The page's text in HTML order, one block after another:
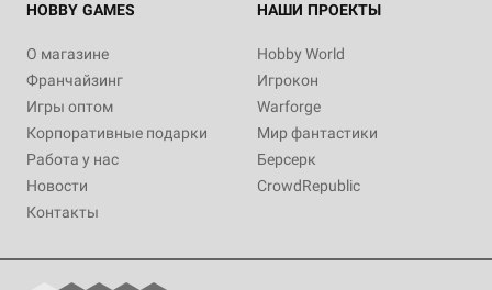
HOBBY GAMES
О магазине
Франчайзинг
Игры оптом
Корпоративные подарки
Работа у нас
Новости
Контакты
НАШИ ПРОЕКТЫ
Hobby World
Игрокон
Warforge
Мир фантастики
Берсерк
CrowdRepublic